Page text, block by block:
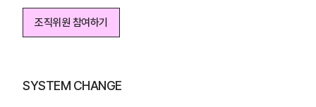
조직위원 참여하기
SYSTEM CHANGE